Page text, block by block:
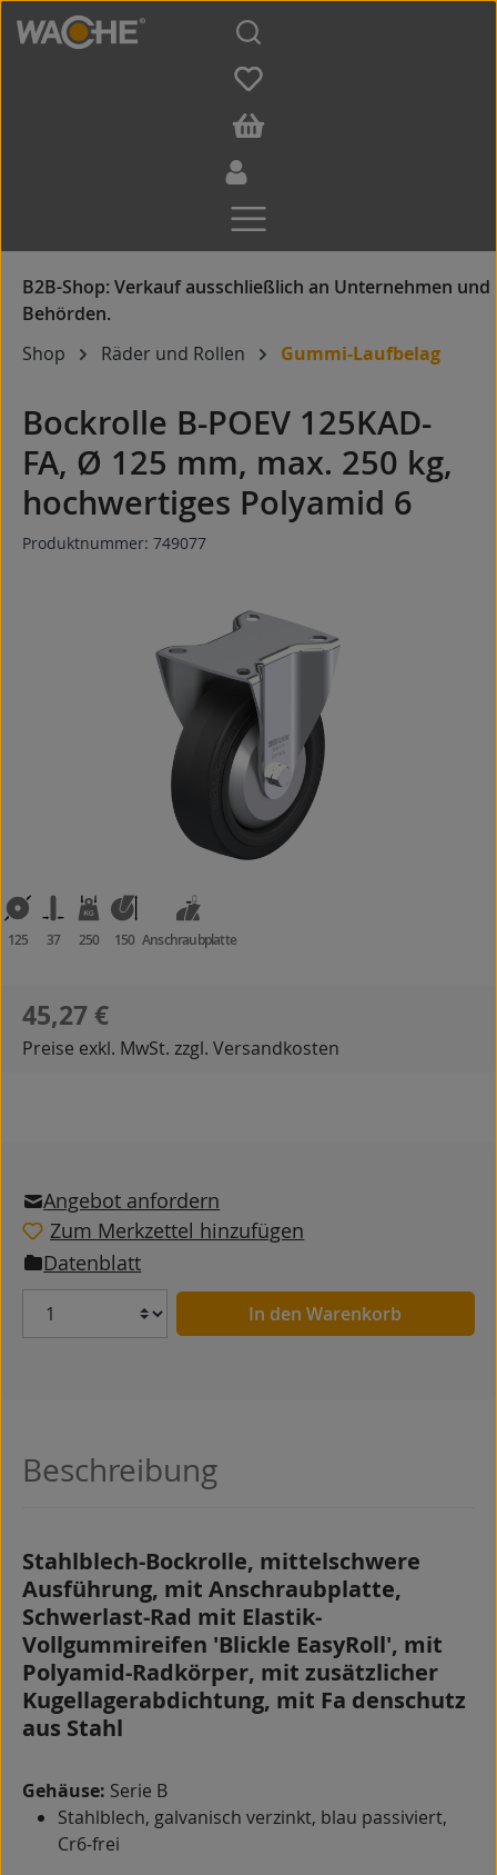
Zum Hauptinhalt springen
Shop Räder und Rollen Gummi-Laufbelag
Bockrolle B-POEV 125KAD-
FA, Ø 125 mm, max. 250 kg,
hochwertiges Polyamid 6
Produktnummer: 749077
125 37 250 150 Anschraubplatte
Regulärer Preis:
45,27 €
Preise exkl. MwSt. zzgl. Versandkosten
Angebot anfordern
Zum Merkzettel hinzufügen
Datenblatt
Anzahl In den Warenkorb
Beschreibung
Stahlblech-Bockrolle, mittelschwere
Ausführung, mit Anschraubplatte,
Schwerlast-Rad mit Elastik-
Vollgummireifen 'Blickle EasyRoll', mit
Polyamid-Radkörper, mit zusätzlicher
Kugellagerabdichtung, mit Fa denschutz
aus Stahl
Gehäuse: Serie B
Stahlblech, galvanisch verzinkt, blau passiviert,
Cr6-frei